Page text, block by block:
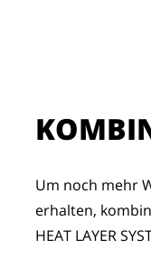
Um noch mehr
erhalten,
HEAT LAYER